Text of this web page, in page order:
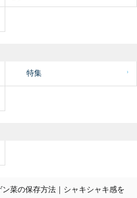
特集
ン菜の保存方法｜シャキシャキ感を